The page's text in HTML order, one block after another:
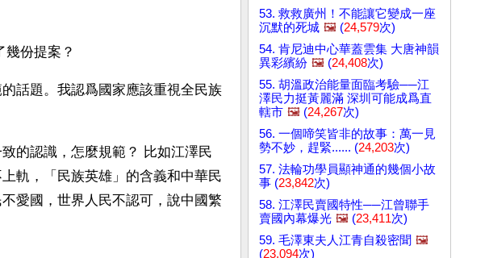
份提案？
話題。我認爲國家應該重視全民族
的認識，怎麼規範？ 比如江澤民
軌，「民族英雄」的含義和中華民
愛國，世界人民不認可，說中國繁
53. 救救廣州！不能讓它變成一座
沉默的死城 🖼️ (24,579次)
54. 肯尼迪中心華蓋雲集 大唐神韻
異彩繽紛 🖼️ (24,408次)
55. 胡溫政治能量面臨考驗──江
澤民力挺黃麗滿 深圳可能成爲直
轄市 🖼️ (24,267次)
56. 一個啼笑皆非的故事：萬一見
勢不妙，趕緊...... (24,203次)
57. 法輪功學員顯神通的幾個小故
事 (23,842次)
58. 江澤民賣國特性──江曾聯手
賣國內幕爆光 🖼️ (23,411次)
59. 毛澤東夫人江青自殺密聞 🖼️
(23,094次)